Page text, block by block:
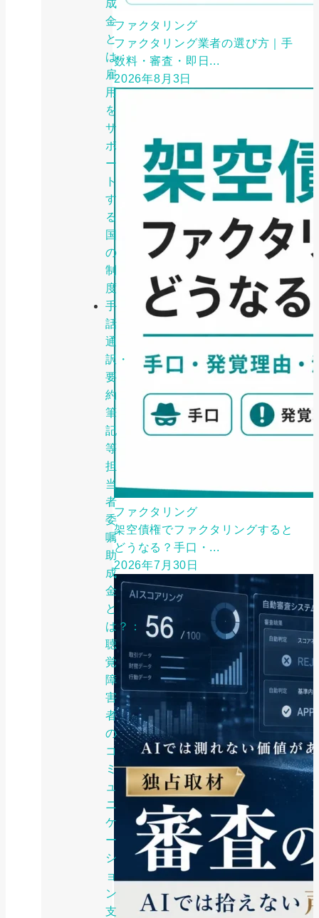
成
金
と
は：
雇
用
を
サ
ポ
ー
ト
す
る
国
の
制
度
手
話
通
訳・
要
約
筆
記
等
担
当
者
委
嘱
助
成
金
と
は？：
聴
覚
障
害
者
の
コ
ミ
ュ
ニ
ケ
ー
シ
ョ
ン
支
ファクタリング
ファクタリング業者の選び方｜手
数料・審査・即日...
2026年8月3日
ファクタリング
架空債権でファクタリングすると
どうなる？手口・...
2026年7月30日